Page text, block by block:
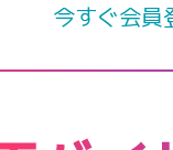
今すぐ会員